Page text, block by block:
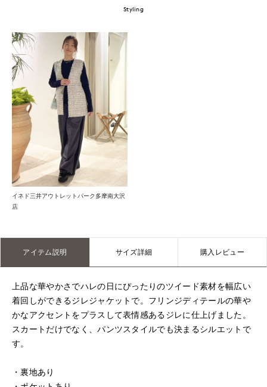
Styling
イネド三井アウトレットパーク多摩南大沢
店
アイテム説明 サイズ詳細 購入レビュー
上品な華やかさでハレの日にぴったりのツイード素材を幅広い
着回しができるジレジャケットで。フリンジディテールの華や
かなアクセントをプラスして表情感あるジレに仕上げました。
スカートだけでなく、パンツスタイルでも決まるシルエットで
す。
・裏地あり